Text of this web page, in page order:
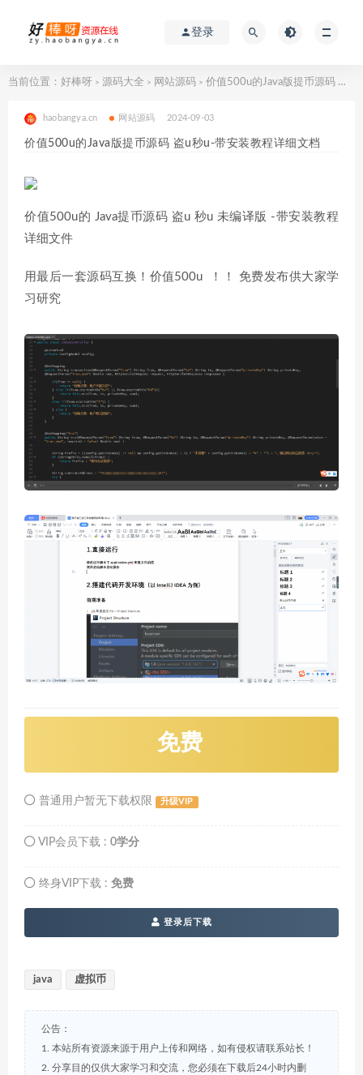
登录
当前位置： 好棒呀 > 源码大全 > 网站源码 > 价值500u的Java版提币源码 盗u秒u-带安装教程详细文档
haobangya.cn 网站源码 2024-09-03
价值500u的Java版提币源码 盗u秒u-带安装教程详细文档
价值500u的 Java提币源码 盗u 秒u 未编译版 -带安装教程
详细文件
用最后一套源码互换！价值500u ！！ 免费发布供大家学
习研究
免费
普通用户暂无下载权限 升级VIP
VIP会员下载 : 0学分
终身VIP下载 : 免费
登录后下载
java 虚拟币
公告：
1. 本站所有资源来源于用户上传和网络，如有侵权请联系站长！
2. 分享目的仅供大家学习和交流，您必须在下载后24小时内删